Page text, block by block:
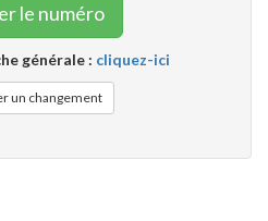
le numéro
générale : cliquez-ici
un changement